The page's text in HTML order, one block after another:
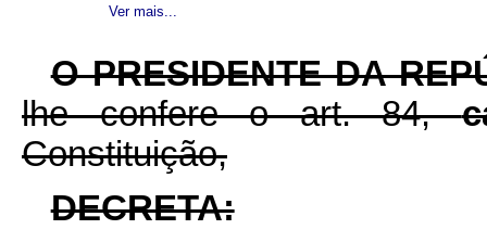
Ver mais...
O PRESIDENTE DA
lhe confere o art. 84,
Constituição,
DECRETA: